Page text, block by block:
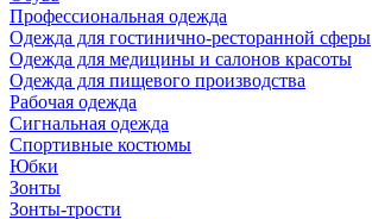
Профессиональная одежда
Одежда для гостинично-ресторанной сферы
Одежда для медицины и салонов красоты
Одежда для пищевого производства
Рабочая одежда
Сигнальная одежда
Спортивные костюмы
Юбки
Зонты
Зонты-трости